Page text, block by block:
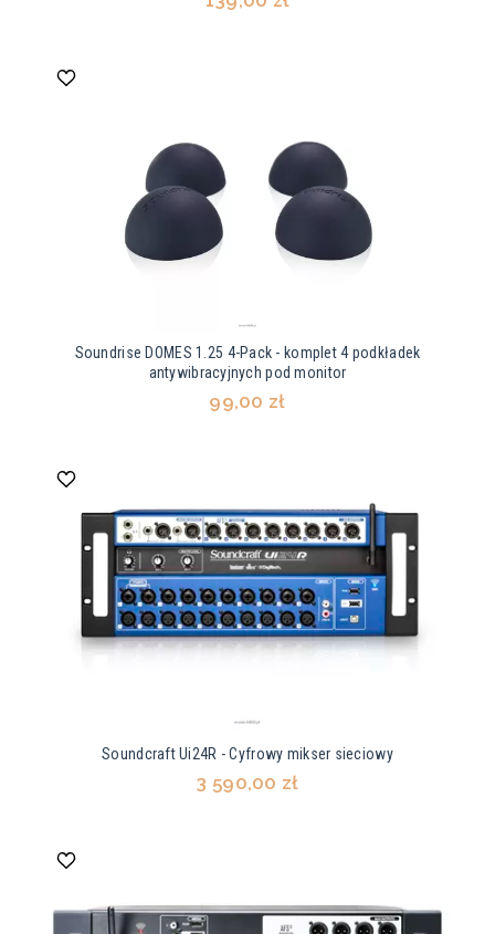
Soundrise DOMES 1.25 4-Pack - komplet 4 podkładek
antywibracyjnych pod monitor
99,00 zł
Soundcraft Ui24R - Cyfrowy mikser sieciowy
3 590,00 zł